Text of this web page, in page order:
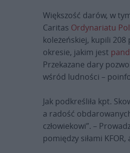
Większość darów, w
Caritas Ordynariatu
koleżeńskiej, kupili 208
okresie, jakim jest
Przekazane dary
wśród ludności –
Jak podkreśliła kpt.
a radość
człowiekowi”. –
pomiędzy siłami